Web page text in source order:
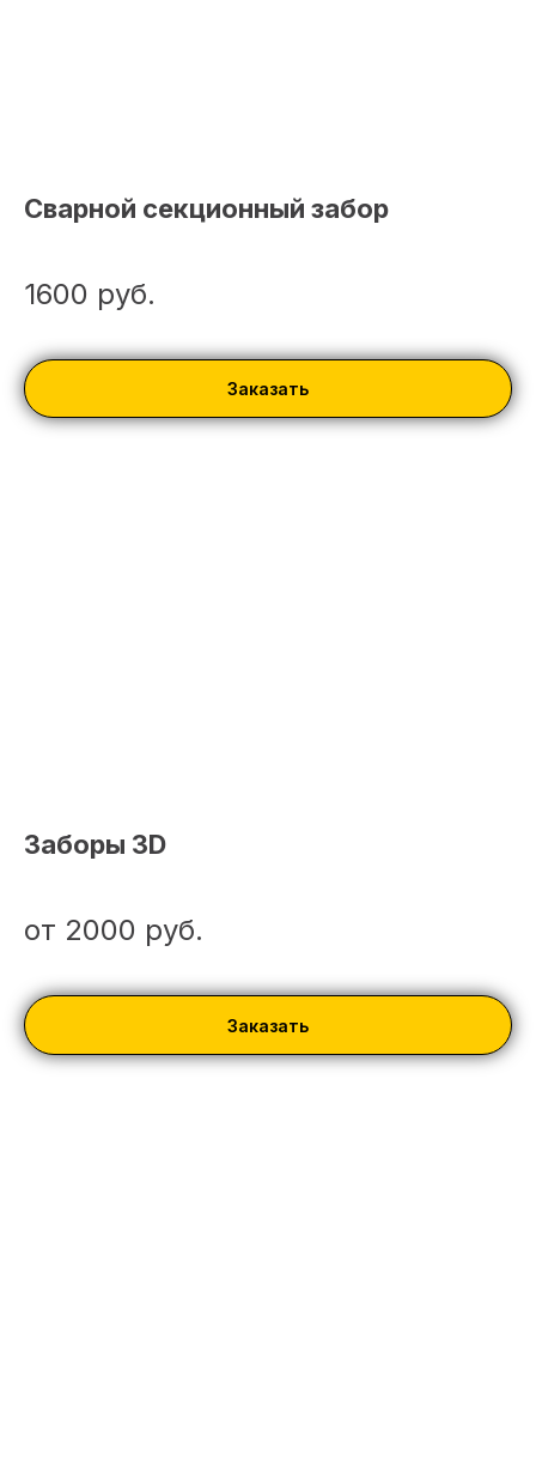
Сварной секционный забор
1600 руб.
Заказать
Заборы 3D
от 2000 руб.
Заказать